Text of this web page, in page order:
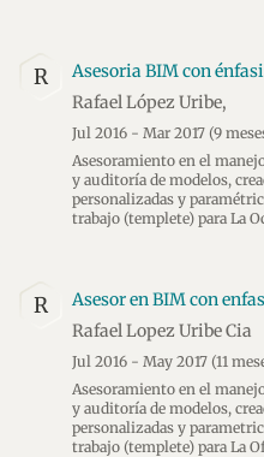
R
Asesoria BIM con
Rafael López Uribe,
Jul 2016 - Mar 2017 (9
Asesoramiento en el
y auditoría de modelos,
personalizadas y
trabajo (templete) para La
R
Asesor en BIM con
Rafael Lopez Uribe Cia
Jul 2016 - May 2017 (11
Asesoramiento en el
y auditoría de modelos,
personalizadas y
trabajo (templete) para La